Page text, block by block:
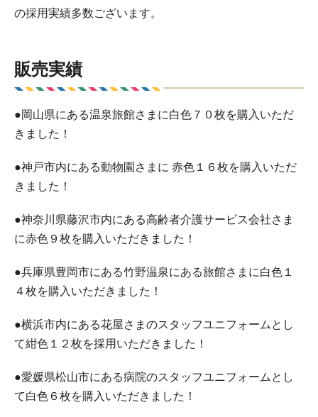
の採用実績多数ございます。
販売実績
●岡山県にある温泉旅館さまに白色７０枚を購入いただ
きました！
●神戸市内にある動物園さまに 赤色１６枚を購入いただ
きました！
●神奈川県藤沢市内にある高齢者介護サービス会社さま
に赤色９枚を購入いただきました！
●兵庫県豊岡市にある竹野温泉にある旅館さまに白色１
４枚を購入いただきました！
●横浜市内にある花屋さまのスタッフユニフォームとし
て紺色１２枚を採用いただきました！
●愛媛県松山市にある病院のスタッフユニフォームとし
て白色６枚を購入いただきました！